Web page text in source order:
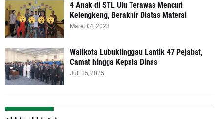
4 Anak di STL Ulu Terawas Mencuri
Kelengkeng, Berakhir Diatas Materai
Maret 04, 2023
Walikota Lubuklinggau Lantik 47 Pejabat,
Camat hingga Kepala Dinas
Juli 15, 2025